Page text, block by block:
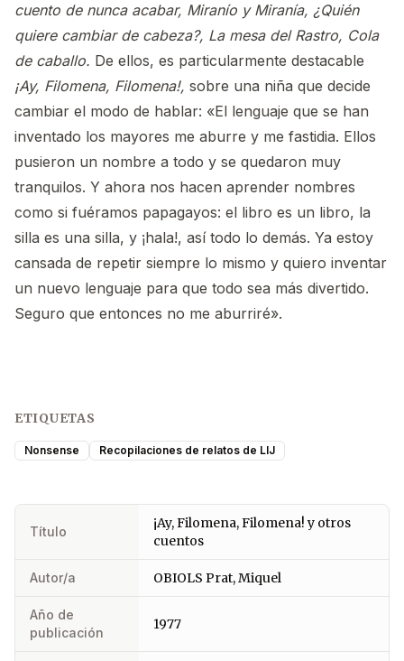
cuento de nunca acabar, Miranío y Miranía, ¿Quién
quiere cambiar de cabeza?, La mesa del Rastro, Cola
de caballo. De ellos, es particularmente destacable
¡Ay, Filomena, Filomena!, sobre una niña que decide
cambiar el modo de hablar: «El lenguaje que se han
inventado los mayores me aburre y me fastidia. Ellos
pusieron un nombre a todo y se quedaron muy
tranquilos. Y ahora nos hacen aprender nombres
como si fuéramos papagayos: el libro es un libro, la
silla es una silla, y ¡hala!, así todo lo demás. Ya estoy
cansada de repetir siempre lo mismo y quiero inventar
un nuevo lenguaje para que todo sea más divertido.
Seguro que entonces no me aburriré».
ETIQUETAS
Nonsense Recopilaciones de relatos de LIJ
Título
¡Ay, Filomena, Filomena! y otros
cuentos
Autor/a OBIOLS Prat, Miquel
Año de
publicación
1977